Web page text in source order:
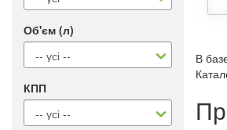
Об'єм (л)
КПП
В